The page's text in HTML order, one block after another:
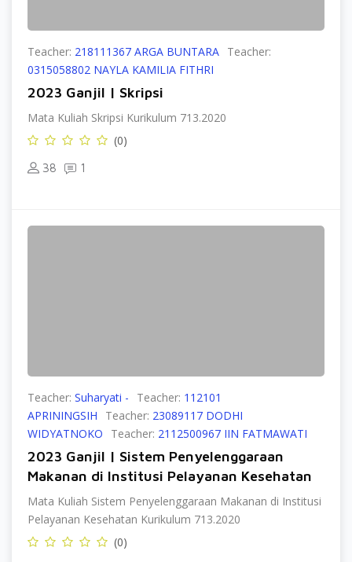
Teacher: 218111367 ARGA BUNTARA Teacher:
0315058802 NAYLA KAMILIA FITHRI
2023 Ganjil | Skripsi
Mata Kuliah Skripsi Kurikulum 713.2020
(0)
38 1
Teacher: Suharyati - Teacher: 112101
APRININGSIH
Teacher: 23089117 DODHI
WIDYATNOKO
Teacher: 2112500967 IIN FATMAWATI
2023 Ganjil | Sistem Penyelenggaraan
Makanan di Institusi Pelayanan Kesehatan
Mata Kuliah Sistem Penyelenggaraan Makanan di Institusi
Pelayanan Kesehatan Kurikulum 713.2020
(0)